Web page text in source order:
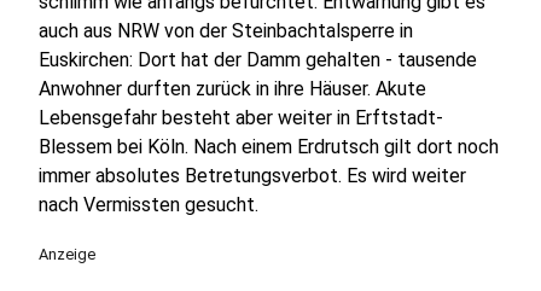
auch aus NRW von der Steinbachtalsperre in
Euskirchen: Dort hat der Damm gehalten - tausende
Anwohner durften zurück in ihre Häuser. Akute
Lebensgefahr besteht aber weiter in Erftstadt-
Blessem bei Köln. Nach einem Erdrutsch gilt dort noch
immer absolutes Betretungsverbot. Es wird weiter
nach Vermissten gesucht.
Anzeige